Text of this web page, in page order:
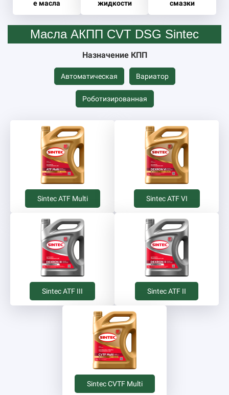
е масла
жидкости
смазки
Масла АКПП CVT DSG Sintec
Назначение КПП
Автоматическая Вариатор
Роботизированная
Sintec ATF Multi Sintec ATF VI
Sintec ATF III Sintec ATF II
Sintec CVTF Multi